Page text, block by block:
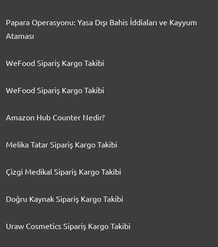
Papara Operasyonu: Yasa Dışı Bahis İddiaları ve Kayyum
Ataması
WeFood Sipariş Kargo Takibi
WeFood Sipariş Kargo Takibi
Amazon Hub Counter Nedir?
Melika Tatar Sipariş Kargo Takibi
Çizgi Medikal Sipariş Kargo Takibi
Doğru Kaynak Sipariş Kargo Takibi
Uraw Cosmetics Sipariş Kargo Takibi